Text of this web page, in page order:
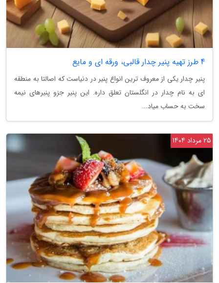
4 طرز تهیه پنیر چدار قالبی، ورقه ای و مایع
پنیر چدار یکی از معروف ترین انواع پنیر در دنیاست که اصالتا به منطقه
ای به نام چدار در انگلستان تعلق داره. این پنیر جزو پنیرهای نیمه
سخت به حساب میاد...
25 مرداد 1404